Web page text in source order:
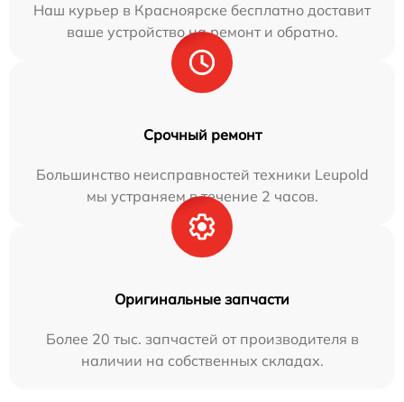
Наш курьер в Красноярске бесплатно доставит
ваше устройство на ремонт и обратно.
Срочный ремонт
Большинство неисправностей техники Leupold
мы устраняем в течение 2 часов.
Оригинальные запчасти
Более 20 тыс. запчастей от производителя в
наличии на собственных складах.